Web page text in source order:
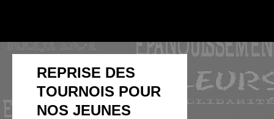
REPRISE DES
TOURNOIS POUR
NOS JEUNES